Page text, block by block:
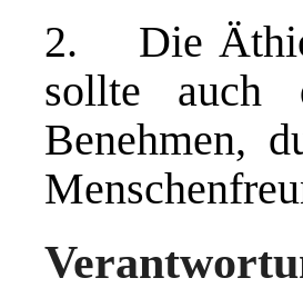
2. Die
sollte auch
Benehmen,